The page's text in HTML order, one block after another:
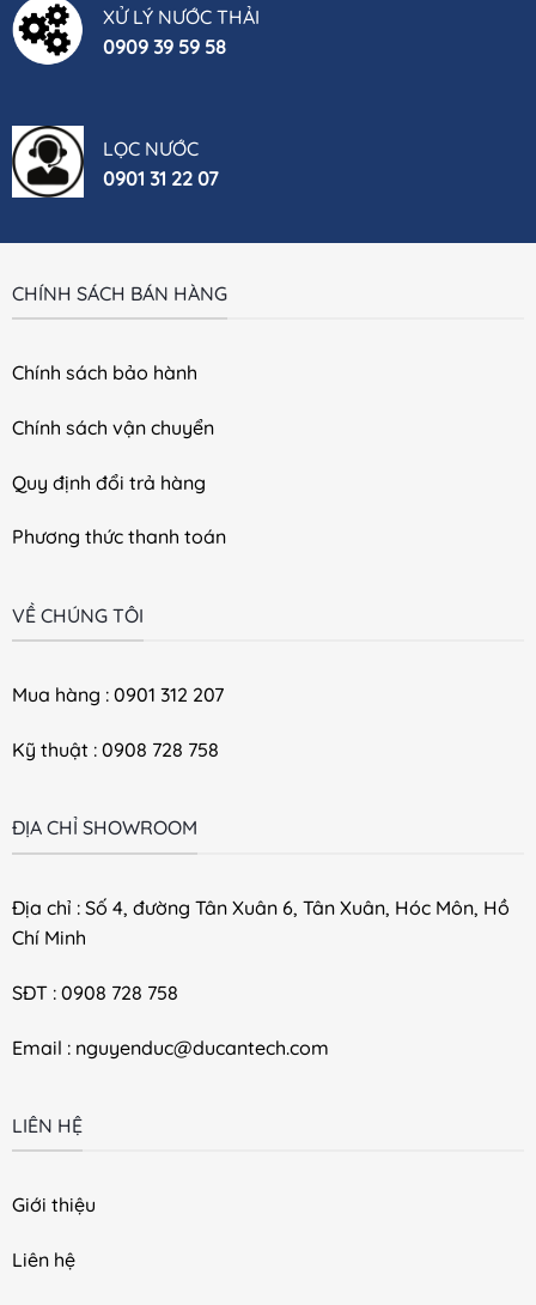
XỬ LÝ NƯỚC THẢI
0909 39 59 58
LỌC NƯỚC
0901 31 22 07
CHÍNH SÁCH BÁN HÀNG
Chính sách bảo hành
Chính sách vận chuyển
Quy định đổi trả hàng
Phương thức thanh toán
VỀ CHÚNG TÔI
Mua hàng : 0901 312 207
Kỹ thuật : 0908 728 758
ĐỊA CHỈ SHOWROOM
Địa chỉ : Số 4, đường Tân Xuân 6, Tân Xuân, Hóc Môn, Hồ
Chí Minh
SĐT : 0908 728 758
Email : nguyenduc@ducantech.com
LIÊN HỆ
Giới thiệu
Liên hệ